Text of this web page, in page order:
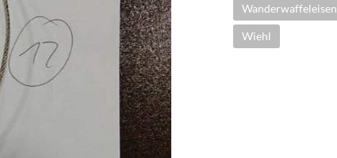
Wanderwaffeleisen
Wiehl